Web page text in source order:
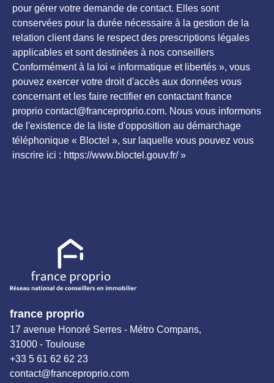
pour gérer votre demande de contact. Elles sont
conservées pour la durée nécessaire à la gestion de la
relation client dans le respect des prescriptions légales
applicables et sont destinées à nos conseillers
Conformément à la loi « informatique et libertés », vous
pouvez exercer votre droit d'accès aux données vous
concernant et les faire rectifier en contactant france
proprio contact@franceproprio.com. Nous vous informons
de l'existence de la liste d'opposition au démarchage
téléphonique « Bloctel », sur laquelle vous pouvez vous
inscrire ici : https://www.bloctel.gouv.fr/ »
france proprio
17 avenue Honoré Serres - Métro Compans,
31000 - Toulouse
+33 5 61 62 62 23
contact@franceproprio.com